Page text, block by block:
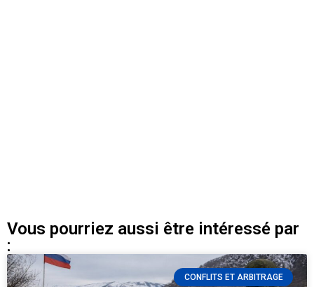
Vous pourriez aussi être intéressé par
:
CONFLITS ET ARBITRAGE